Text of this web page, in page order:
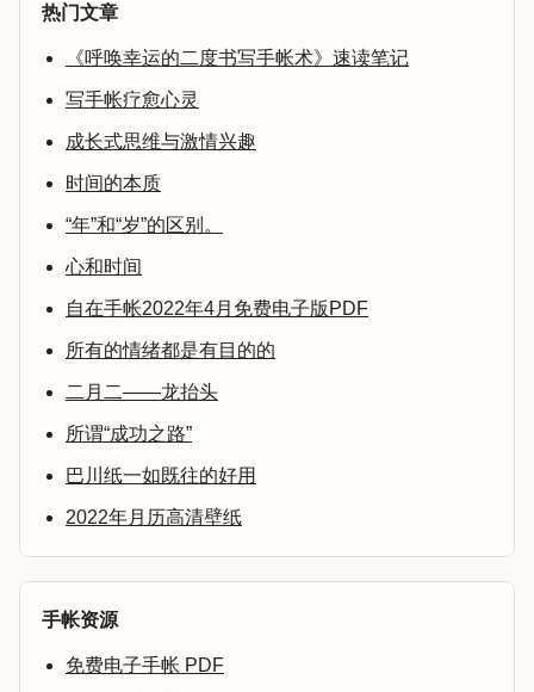
热门文章
《呼唤幸运的二度书写手帐术》速读笔记
写手帐疗愈心灵
成长式思维与激情兴趣
时间的本质
“年”和“岁”的区别。
心和时间
自在手帐2022年4月免费电子版PDF
所有的情绪都是有目的的
二月二——龙抬头
所谓“成功之路”
巴川纸一如既往的好用
2022年月历高清壁纸
手帐资源
免费电子手帐 PDF